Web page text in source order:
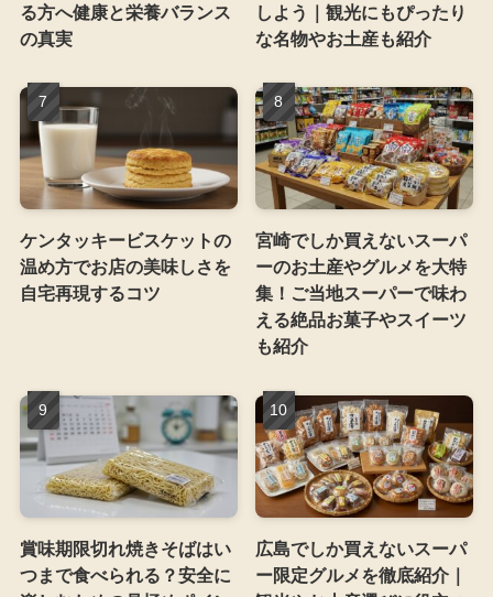
る方へ健康と栄養バランス
の真実
しよう｜観光にもぴったり
な名物やお土産も紹介
ケンタッキービスケットの
温め方でお店の美味しさを
自宅再現するコツ
宮崎でしか買えないスーパ
ーのお土産やグルメを大特
集！ご当地スーパーで味わ
える絶品お菓子やスイーツ
も紹介
賞味期限切れ焼きそばはい
つまで食べられる？安全に
広島でしか買えないスーパ
ー限定グルメを徹底紹介｜